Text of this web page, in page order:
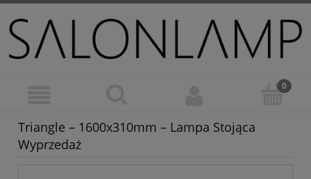
Triangle – 1600x310mm – Lampa Stojąca
Wyprzedaż